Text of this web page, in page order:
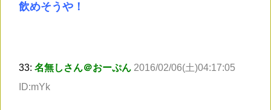
飲めそうや！
33: 名無しさん＠おーぷん 2016/02/06(土)04:17:05
ID:mYk